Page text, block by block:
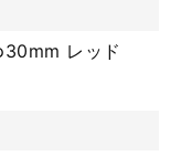
レッド